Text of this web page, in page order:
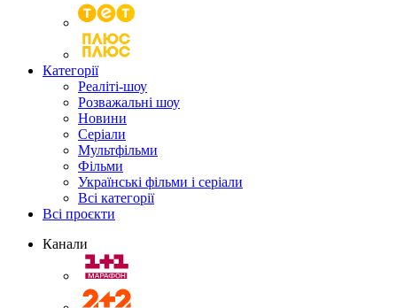
Категорії
Реаліті-шоу
Розважальні шоу
Новини
Серіали
Мультфільми
Фільми
Українські фільми і серіали
Всі категорії
Всі проєкти
Канали